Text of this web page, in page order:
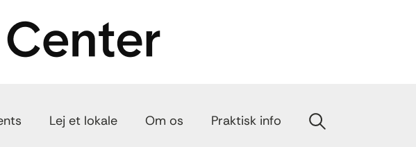
Lej et lokale Om os Praktisk info